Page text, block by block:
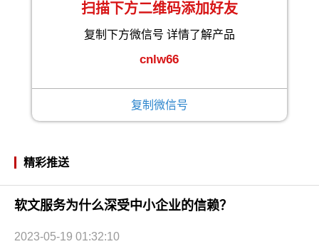
扫描下方二维码添加好友
复制下方微信号 详情了解产品
cnlw66
复制微信号
精彩推送
软文服务为什么深受中小企业的信赖？
2023-05-19 01:32:10